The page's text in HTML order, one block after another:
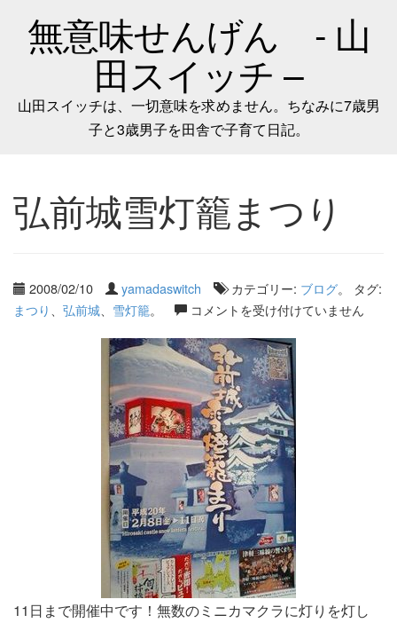
無意味せんげん - 山
田スイッチ –
山田スイッチは、一切意味を求めません。ちなみに7歳男
子と3歳男子を田舎で子育て日記。
弘前城雪灯籠まつり
2008/02/10 yamadaswitch カテゴリー: ブログ。 タグ:
まつり
弘前城 雪灯籠。 コメントを受け付けていません
11日まで開催中です！無数のミニカマクラに灯りを灯し